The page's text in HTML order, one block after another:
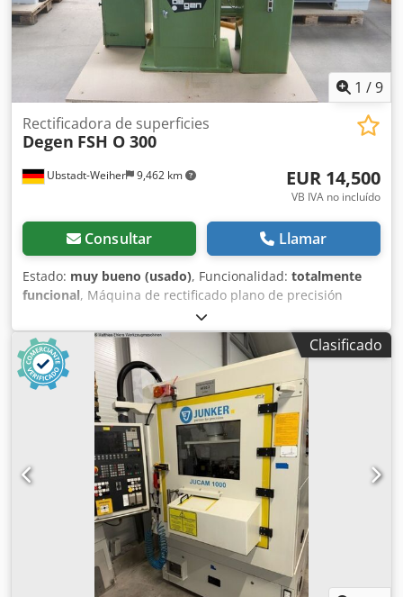
1 /9
Ubstadt-Weiher 9,462 km
Rectificadora de superficies
Degen FSH O 300
EUR 14,500
VB IVA no incluído
Consultar Llamar
Estado: muy bueno (usado), Funcionalidad: totalmente
funcional, Máquina de rectificado plano de precisión
Degen Modelo FSH O 300 con pantalla digital RSF Datos
técnicos y características: >> N.º de fabricación 1127/87,
año de fabricación 1987 >> Longitud máxima de
rectificado: 300 mm Crodpjzmf U Djfx Apcjf >> Anchura
máxima de rectificado: 160 mm >> Altura de trabajo con
disco de rectificado nuevo/desgastado: 240/290 mm >>
Plato magnético manual: 300 x 150 mm x 80 mm >> Avance
rápido en la dirección de avance >> Plato magnético >>
Potencia total necesaria: 2,0 kW >> Superficie necesaria:
longitud 1,0 m x anchura 0,9 m x altura 1,7 m >> Peso:
aproximadamente 450 kg Acerca de la máquina: Se ofrece
una máquina de rectificado plano de precisión del
fabricante alemán Willy Degen, modelo FSH O 300. Tiene
avance en 2 ejes y el ajuste se realiza manualmente. Se
trata de un producto alemán de alta precisión, un
Clasificado